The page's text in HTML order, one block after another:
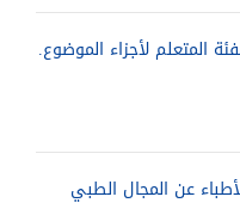
المتعلم لأجزاء الموضوع.
عن المجال الطبي